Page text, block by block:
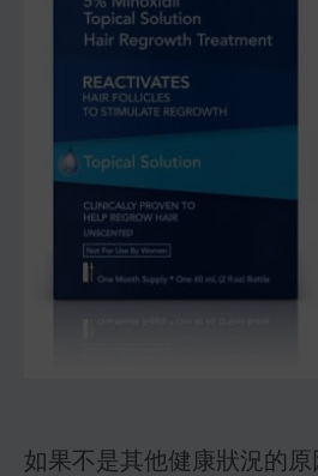
如果不是其他健康狀況的原